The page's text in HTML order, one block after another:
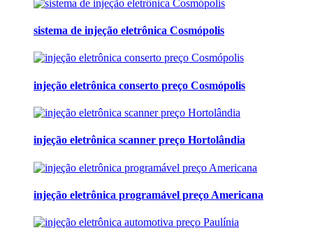
sistema de injeção eletrônica Cosmópolis
injeção eletrônica conserto preço Cosmópolis
injeção eletrônica scanner preço Hortolândia
injeção eletrônica programável preço Americana